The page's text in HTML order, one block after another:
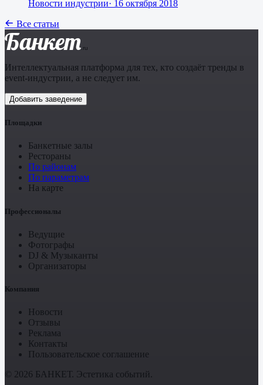
Новости индустрии· 16 октября 2018
Все статьи
Банкет .ru
Интеллектуальная платформа для тех, кто создаёт тренды в
event-индустрии, а не следует им.
Добавить заведение
Площадки
Банкетные залы
Рестораны
По районам
По параметрам
На карте
Профессионалы
Ведущие
Фотографы
DJ & Музыканты
Организаторы
Компания
Новости
Отзывы
Реклама
Контакты
Пользовательское соглашение
© 2026 БАНКЕТ. Эстетика событий.